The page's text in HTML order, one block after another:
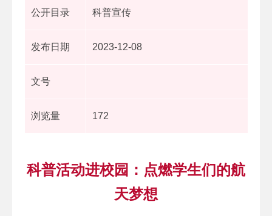
公开目录 科普宣传
发布日期 2023-12-08
文号
浏览量 172
科普活动进校园：点燃学生们的航
天梦想